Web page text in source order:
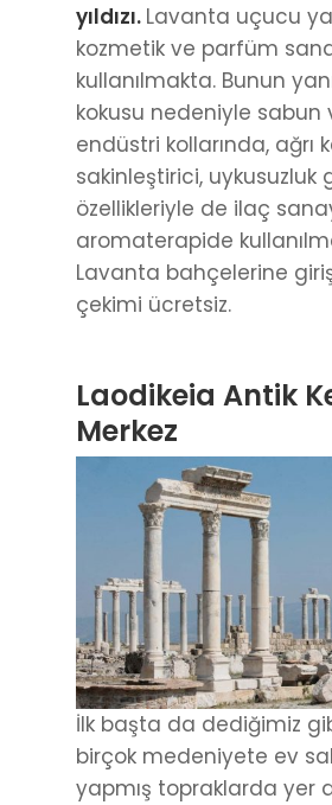
yıldızı. Lavanta uçucu
kozmetik ve parfüm
kullanılmakta. Bunun
kokusu nedeniyle sabun
endüstri kollarında, ağrı
sakinleştirici, uykusuzluk
özellikleriyle de ilaç
aromaterapide
Lavanta bahçelerine
çekimi ücretsiz.
Laodikeia Antik
Merkez
İlk başta da dediğimiz
birçok medeniyete ev
yapmış topraklarda yer